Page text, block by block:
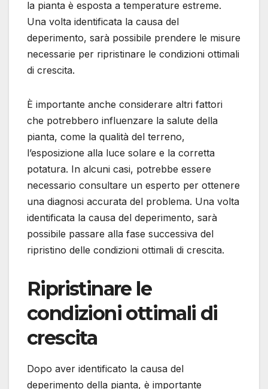
la pianta è esposta a temperature estreme.
Una volta identificata la causa del
deperimento, sarà possibile prendere le misure
necessarie per ripristinare le condizioni ottimali
di crescita.
È importante anche considerare altri fattori
che potrebbero influenzare la salute della
pianta, come la qualità del terreno,
l’esposizione alla luce solare e la corretta
potatura. In alcuni casi, potrebbe essere
necessario consultare un esperto per ottenere
una diagnosi accurata del problema. Una volta
identificata la causa del deperimento, sarà
possibile passare alla fase successiva del
ripristino delle condizioni ottimali di crescita.
Ripristinare le
condizioni ottimali di
crescita
Dopo aver identificato la causa del
deperimento della pianta, è importante